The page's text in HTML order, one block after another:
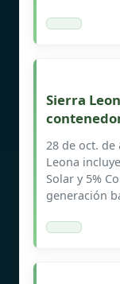
Sierra
28 de oct. de
Leona
Solar y 5%
generación